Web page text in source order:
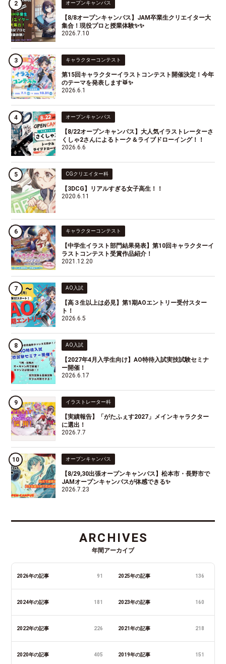
オープンキャンパス
【8/8オープンキャンパス】JAM卒業生クリエイター大
集合！現役プロと授業体験✨✨
2026.7.10
キャラクターコンテスト
第15回キャラクターイラストコンテスト開催決定！今年
のテーマを発表します🥁✨
2026.6.1
オープンキャンパス
【8/22オープンキャンパス】大人気イラストレーターさ
くしゃ2さんによるトーク＆ライブドローイング！！
2026.6.6
CGクリエイター科
【3DCG】リアルすぎる女子高生！！
2020.6.11
キャラクターコンテスト
【中学生イラスト部門結果発表】第10回キャラクターイ
ラストコンテスト受賞作品紹介！
2021.12.20
AO入試
【高３生以上は必見】第1期AOエントリー受付スター
ト！
2026.6.5
AO入試
【2027年4月入学生向け】AO特待入試実技試験セミナ
ー開催！
2026.6.17
イラストレーター科
【実績報告】「がたふぇす2027」メインキャラクター
に選出！
2026.7.7
オープンキャンパス
【8/29,30出張オープンキャンパス】松本市・長野市で
JAMオープンキャンパスが体感できる✨
2026.7.23
ARCHIVES
年間アーカイブ
2026年の記事 91 2025年の記事 136
2024年の記事 181 2023年の記事 160
2022年の記事 226 2021年の記事 218
2020年の記事 405 2019年の記事 151